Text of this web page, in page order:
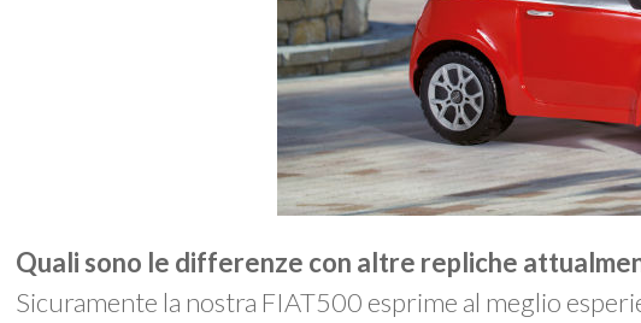
Quali sono le differenze con altre repliche
Sicuramente la nostra FIAT500 esprime al meglio